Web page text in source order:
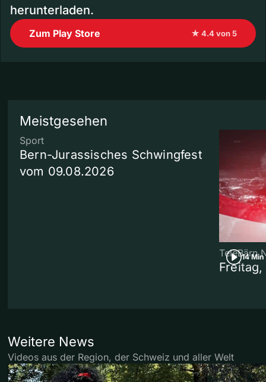
herunterladen.
Zum Play Store ★ 4.4 von 5
Meistgesehen
Sport
Bern-Jurassisches Schwingfest
vom 09.08.2026
14 Min
TeleBärn
Weitere News
Videos aus der Region, der Schweiz und aller Welt